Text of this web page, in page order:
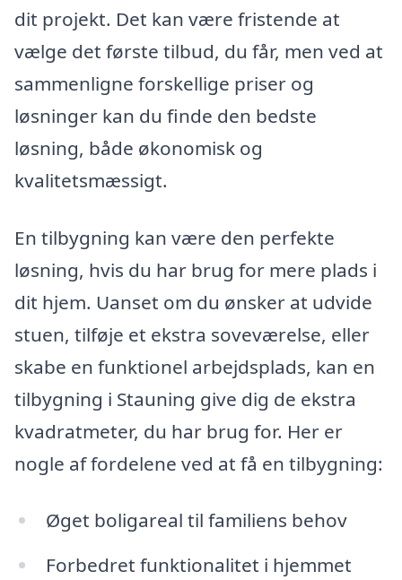
dit projekt. Det kan være fristende at
vælge det første tilbud, du får, men ved at
sammenligne forskellige priser og
løsninger kan du finde den bedste
løsning, både økonomisk og
kvalitetsmæssigt.
En tilbygning kan være den perfekte
løsning, hvis du har brug for mere plads i
dit hjem. Uanset om du ønsker at udvide
stuen, tilføje et ekstra soveværelse, eller
skabe en funktionel arbejdsplads, kan en
tilbygning i Stauning give dig de ekstra
kvadratmeter, du har brug for. Her er
nogle af fordelene ved at få en tilbygning:
Øget boligareal til familiens behov
Forbedret funktionalitet i hjemmet